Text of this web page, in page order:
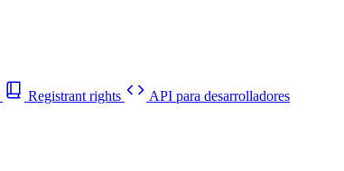
Registrant rights API para desarrolladores